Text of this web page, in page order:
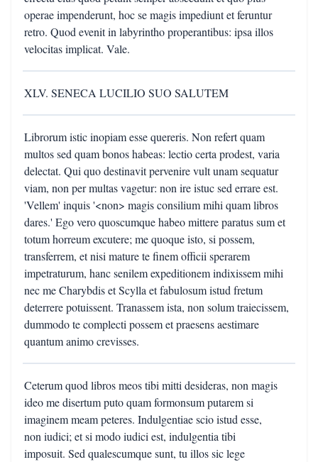
operae impenderunt, hoc se magis impediunt et feruntur
retro. Quod evenit in labyrintho properantibus: ipsa illos
velocitas implicat. Vale.
XLV. SENECA LUCILIO SUO SALUTEM
Librorum istic inopiam esse quereris. Non refert quam
multos sed quam bonos habeas: lectio certa prodest, varia
delectat. Qui quo destinavit pervenire vult unam sequatur
viam, non per multas vagetur: non ire istuc sed errare est.
'Vellem' inquis '<non> magis consilium mihi quam libros
dares.' Ego vero quoscumque habeo mittere paratus sum et
totum horreum excutere; me quoque isto, si possem,
transferrem, et nisi mature te finem officii sperarem
impetraturum, hanc senilem expeditionem indixissem mihi
nec me Charybdis et Scylla et fabulosum istud fretum
deterrere potuissent. Tranassem ista, non solum traiecissem,
dummodo te complecti possem et praesens aestimare
quantum animo crevisses.
Ceterum quod libros meos tibi mitti desideras, non magis
ideo me disertum puto quam formonsum putarem si
imaginem meam peteres. Indulgentiae scio istud esse,
non iudici; et si modo iudici est, indulgentia tibi
imposuit. Sed qualescumque sunt, tu illos sic lege